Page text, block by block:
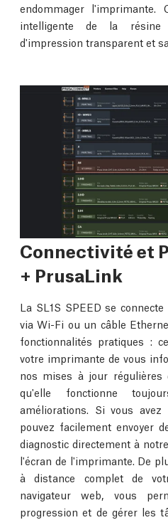
endommager l'imprimante.
intelligente de la résine
d'impression transparent et
Connectivité et
+ PrusaLink
La SL1S SPEED se
via Wi-Fi ou un câble
fonctionnalités pratiques :
votre imprimante de vous
nos mises à jour régulières
qu'elle fonctionne
améliorations. Si vous avez
pouvez facilement envoyer
diagnostic directement à
l'écran de l'imprimante. De
à distance complet de
navigateur web, vous
progression et de gérer les